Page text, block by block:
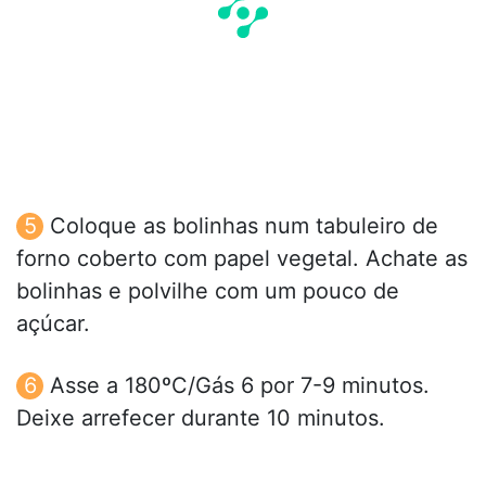
Coloque as bolinhas num tabuleiro de
forno coberto com papel vegetal. Achate as
bolinhas e polvilhe com um pouco de
açúcar.
Asse a 180ºC/Gás 6 por 7-9 minutos.
Deixe arrefecer durante 10 minutos.